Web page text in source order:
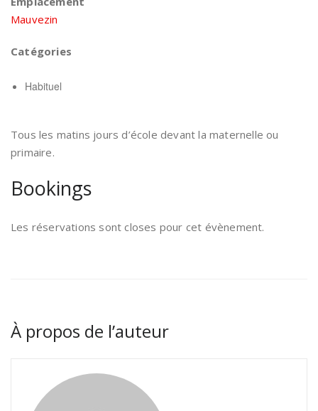
Mauvezin
Catégories
Habituel
Tous les matins jours d’école devant la maternelle ou
primaire.
Bookings
Les réservations sont closes pour cet évènement.
À propos de l’auteur